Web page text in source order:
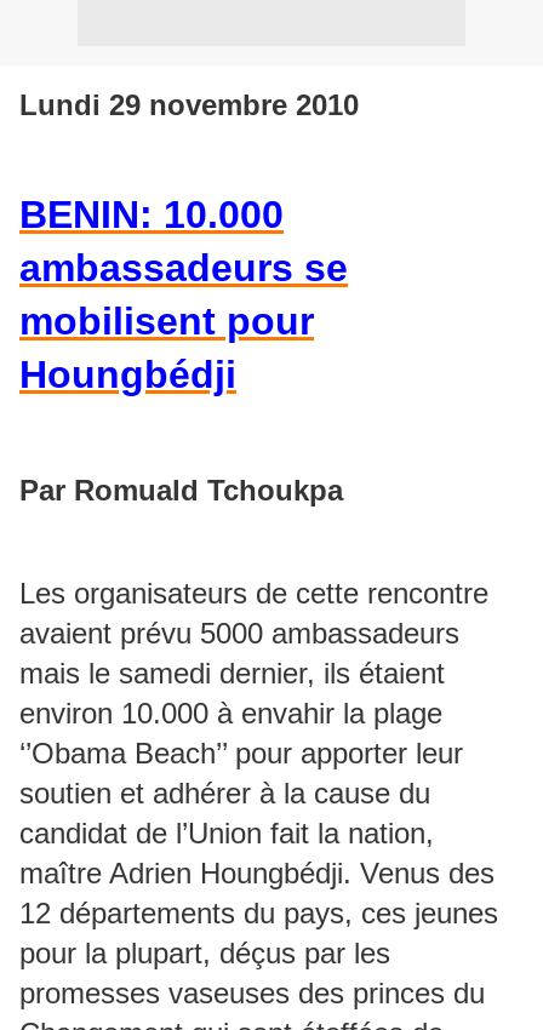
Lundi 29 novembre 2010
BENIN: 10.000
ambassadeurs se
mobilisent pour
Houngbédji
Par Romuald Tchoukpa
Les organisateurs de cette rencontre
avaient prévu 5000 ambassadeurs
mais le samedi dernier, ils étaient
environ 10.000 à envahir la plage
‘’Obama Beach’’ pour apporter leur
soutien et adhérer à la cause du
candidat de l’Union fait la nation,
maître Adrien Houngbédji. Venus des
12 départements du pays, ces jeunes
pour la plupart, déçus par les
promesses vaseuses des princes du